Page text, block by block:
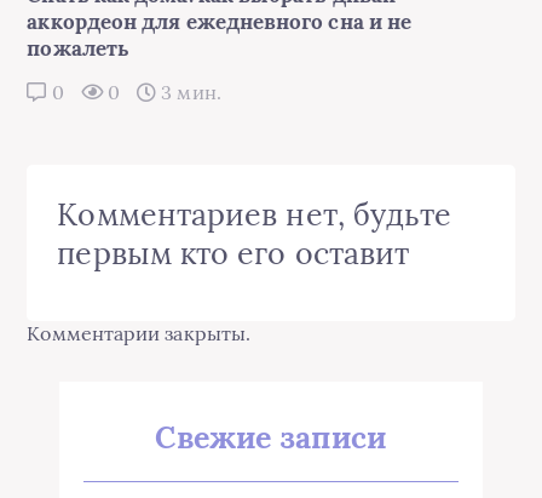
аккордеон для ежедневного сна и не
пожалеть
0 0 3 мин.
Комментариев нет, будьте
первым кто его оставит
Комментарии закрыты.
Свежие записи